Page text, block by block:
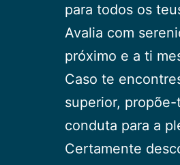
para todos os
Avalia com
próximo e a ti
Caso te
superior,
conduta para a
Certamente